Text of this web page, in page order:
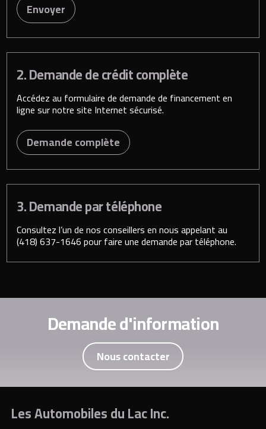
Envoyer
2. Demande de crédit complète
Accédez au formulaire de demande de financement en
ligne sur notre site Internet sécurisé.
Demande complète
3. Demande par téléphone
Consultez l’un de nos conseillers en nous appelant au
(418) 637-1646pour faire une demande par téléphone.
Demande d'information
Nous contacter
Les Automobiles du Lac Inc.